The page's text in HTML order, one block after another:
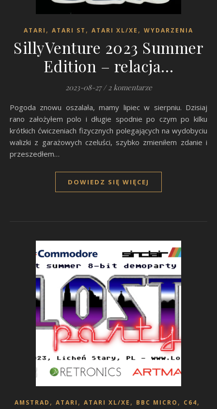
ATARI , ATARI ST , ATARI XL/XE , WYDARZENIA
SillyVenture 2023 Summer
Edition – relacja…
2023-08-27 / 2 komentarze
Pogoda znowu oszalała, mamy lipiec w sierpniu. Dzisiaj
rano założyłem polo i długie spodnie po czym po kilku
krótkich ćwiczeniach fizycznych polegających na wydobyciu
walizki z garażowych czeluści, szybko zmieniłem zdanie i
przeszedłem…
DOWIEDZ SIĘ WIĘCEJ
AMSTRAD , ATARI , ATARI XL/XE , BBC MICRO , C64,